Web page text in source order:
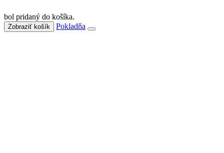
bol pridaný do košíka.
Zobraziť košík Pokladňa